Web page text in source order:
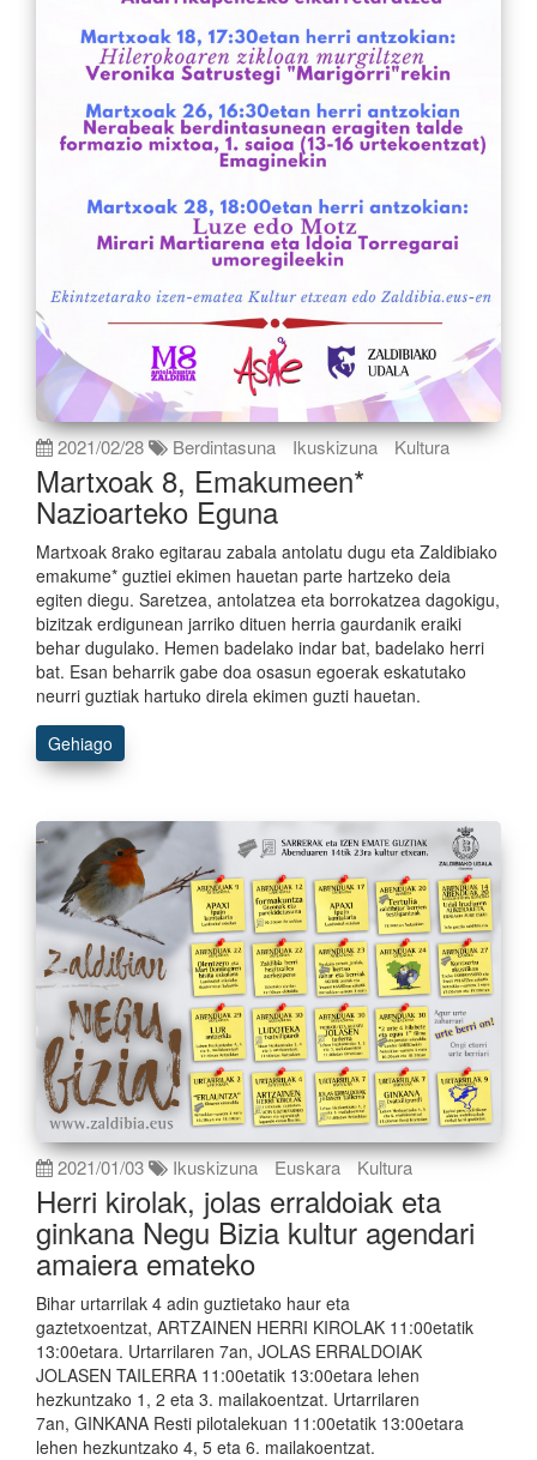
2021/02/28 Berdintasuna Ikuskizuna Kultura
Martxoak 8, Emakumeen*
Nazioarteko Eguna
Martxoak 8rako egitarau zabala antolatu dugu eta Zaldibiako
emakume* guztiei ekimen hauetan parte hartzeko deia
egiten diegu. Saretzea, antolatzea eta borrokatzea dagokigu,
bizitzak erdigunean jarriko dituen herria gaurdanik eraiki
behar dugulako. Hemen badelako indar bat, badelako herri
bat. Esan beharrik gabe doa osasun egoerak eskatutako
neurri guztiak hartuko direla ekimen guzti hauetan.
Gehiago
2021/01/03 Ikuskizuna Euskara Kultura
Herri kirolak, jolas erraldoiak eta
ginkana Negu Bizia kultur agendari
amaiera emateko
Bihar urtarrilak 4 adin guztietako haur eta
gaztetxoentzat, ARTZAINEN HERRI KIROLAK 11:00etatik
13:00etara. Urtarrilaren 7an, JOLAS ERRALDOIAK
JOLASEN TAILERRA 11:00etatik 13:00etara lehen
hezkuntzako 1, 2 eta 3. mailakoentzat. Urtarrilaren
7an, GINKANA Resti pilotalekuan 11:00etatik 13:00etara
lehen hezkuntzako 4, 5 eta 6. mailakoentzat.